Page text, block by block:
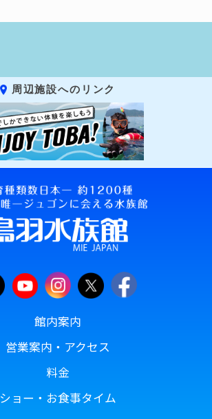
周辺施設へのリンク
館内案内
営業案内・アクセス
料金
ショー・お食事タイム